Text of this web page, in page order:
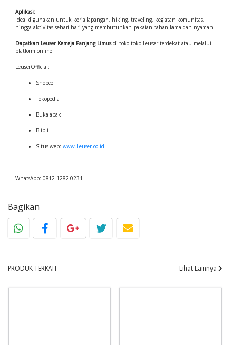
Aplikasi:
Ideal digunakan untuk kerja lapangan, hiking, traveling, kegiatan komunitas,
hingga aktivitas sehari-hari yang membutuhkan pakaian tahan lama dan nyaman.
Dapatkan Leuser Kemeja Panjang Limusdi toko-toko Leuser terdekat atau melalui
platform online:
LeuserOfficial:
Shopee
Tokopedia
Bukalapak
Blibli
Situs web: www.Leuser.co.id
WhatsApp: 0812-1282-0231
Bagikan
PRODUK TERKAIT Lihat Lainnya